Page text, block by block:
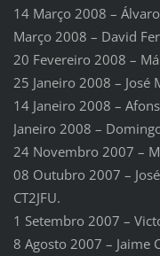
14 Março 2008 –
Março 2008 – David
20 Fevereiro 2008 –
25 Janeiro 2008 – José
14 Janeiro 2008 –
Janeiro 2008 –
24 Novembro 2007 –
08 Outubro 2007 –
CT2JFU.
1 Setembro 2007 –
8 Agosto 2007 – Jaime